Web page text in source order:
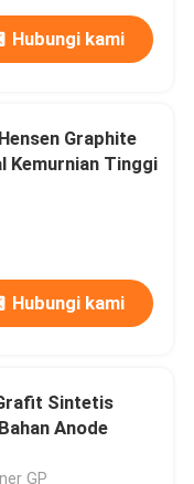
Hubungi kami
Graphite
Kemurnian Tinggi
Hubungi kami
Sintetis
Anode
GP